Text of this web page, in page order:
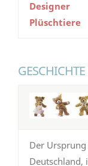
Designer
Plüschtiere
Der
Deutschland,